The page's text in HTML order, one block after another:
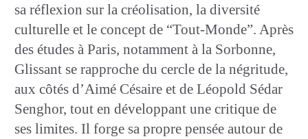
sa réflexion sur la créolisation, la diversité
culturelle et le concept de “Tout-Monde”. Après
des études à Paris, notamment à la Sorbonne,
Glissant se rapproche du cercle de la négritude,
aux côtés d’Aimé Césaire et de Léopold Sédar
Senghor, tout en développant une critique de
ses limites. Il forge sa propre pensée autour de